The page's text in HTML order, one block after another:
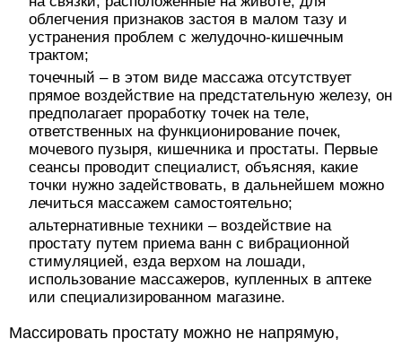
облегчения признаков застоя в малом тазу и
устранения проблем с желудочно-кишечным
трактом;
точечный – в этом виде массажа отсутствует
прямое воздействие на предстательную железу, он
предполагает проработку точек на теле,
ответственных на функционирование почек,
мочевого пузыря, кишечника и простаты. Первые
сеансы проводит специалист, объясняя, какие
точки нужно задействовать, в дальнейшем можно
лечиться массажем самостоятельно;
альтернативные техники – воздействие на
простату путем приема ванн с вибрационной
стимуляцией, езда верхом на лошади,
использование массажеров, купленных в аптеке
или специализированном магазине.
Массировать простату можно не напрямую,